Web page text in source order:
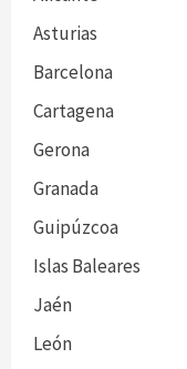
Asturias
Barcelona
Cartagena
Gerona
Granada
Guipúzcoa
Islas Baleares
Jaén
León